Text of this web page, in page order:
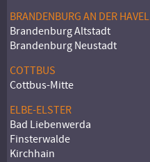
BRANDENBURG AN DER HAVEL
Brandenburg Altstadt
Brandenburg Neustadt
COTTBUS
Cottbus-Mitte
ELBE-ELSTER
Bad Liebenwerda
Finsterwalde
Kirchhain